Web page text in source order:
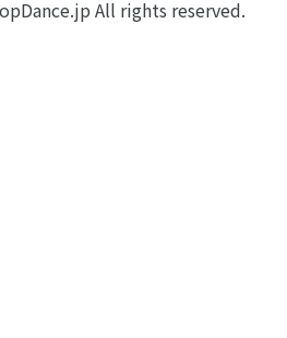
All rights reserved.